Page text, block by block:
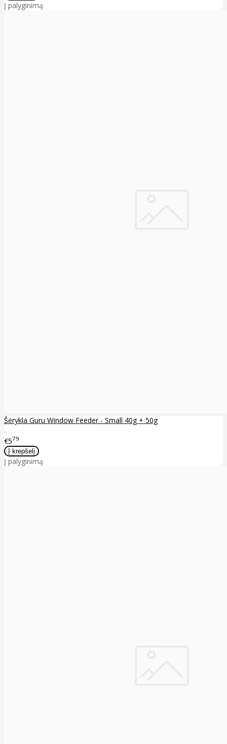
Į palyginimą
Šėrykla Guru Window Feeder - Small 40g + 50g
..
€579
Į palyginimą